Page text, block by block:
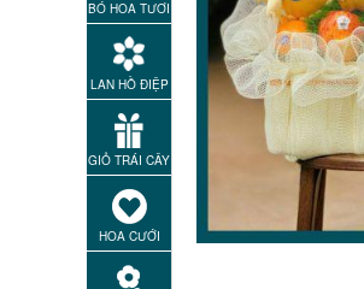
BÓ HOA TƯƠI
LAN HỒ ĐIỆP
GIỎ TRÁI CÂY
HOA CƯỚI